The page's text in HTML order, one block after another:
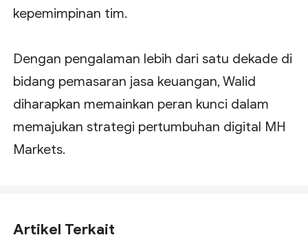
kepemimpinan tim.
Dengan pengalaman lebih dari satu dekade di
bidang pemasaran jasa keuangan, Walid
diharapkan memainkan peran kunci dalam
memajukan strategi pertumbuhan digital MH
Markets.
Artikel Terkait